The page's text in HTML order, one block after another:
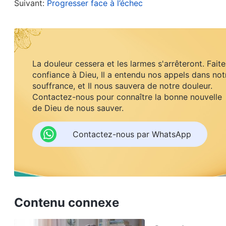
bien. Maintenant, je ne dirai plus rien. Faites ce
sommeil. J’avais toujours pensé qu’il était
frères et sœurs n’auraient pas dû me trouver
comme ça, arrogante et complètement
aussi étouffés et blessés. Plus j’y ai pensé, plus
et sœurs que j’avais l’impression de n’être qu’un
comme moi. Je suis devenue très négative.
Mon Dieu, je souffre terriblement et je ne sais
tomber de nombreuses fois n’est pas une
traité, émondé ou exposé, tu dois te souvenir
Suivant: Progresser face à l’échec
La douleur cessera et les larmes s'arrêteront.
confiance à Dieu, Il a entendu nos appels dans
souffrance, et Il nous sauvera de notre douleur.
Contactez-nous pour connaître la bonne nouvelle
de Dieu de nous sauver.
Contactez-nous par WhatsApp
Contenu connexe